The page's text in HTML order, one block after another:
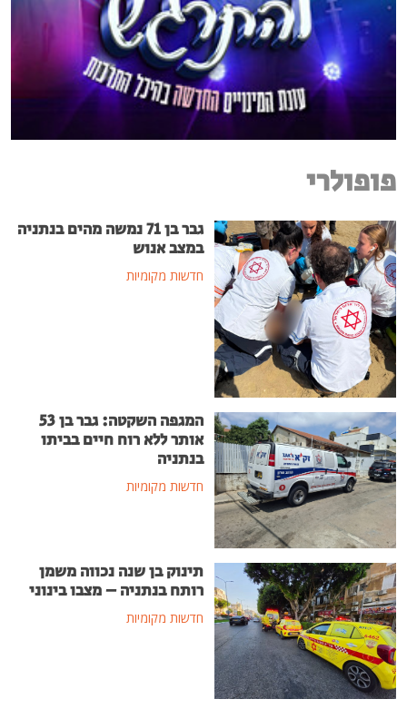
פופולרי
גבר בן 71 נמשה מהים בנתניה
במצב אנוש
חדשות מקומיות
המגפה השקטה: גבר בן 53
אותר ללא רוח חיים בביתו
בנתניה
חדשות מקומיות
תינוק בן שנה נכווה משמן
רותח בנתניה – מצבו בינוני
חדשות מקומיות